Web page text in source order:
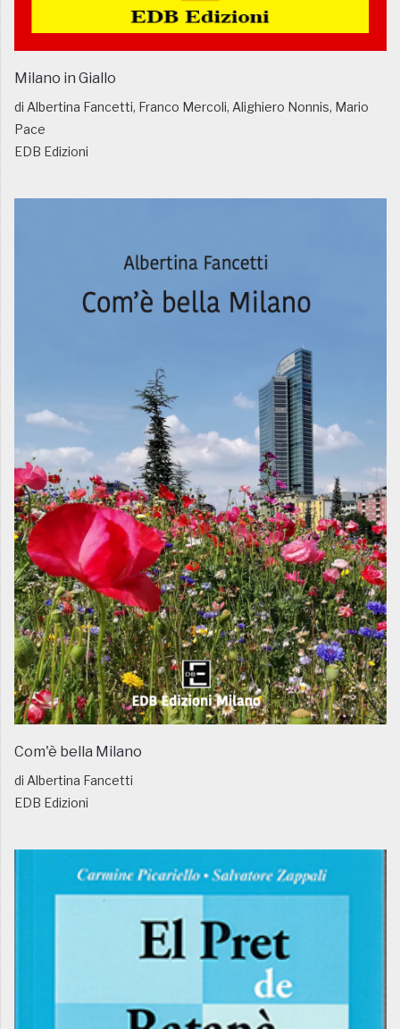
Milano in Giallo
di Albertina Fancetti, Franco Mercoli, Alighiero Nonnis, Mario
Pace
EDB Edizioni
Com'è bella Milano
di Albertina Fancetti
EDB Edizioni